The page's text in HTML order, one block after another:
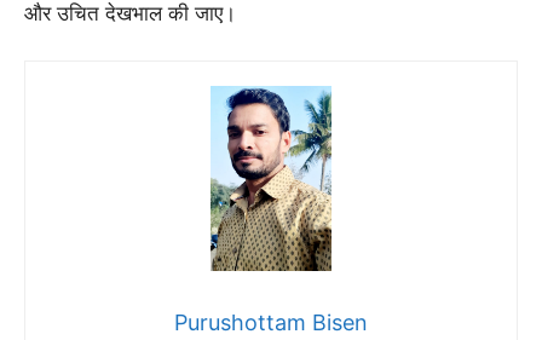
और उचित देखभाल की जाए।
Purushottam Bisen